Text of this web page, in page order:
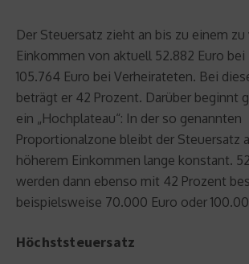
Der Steuersatz zieht an bis zu einem
Einkommen von aktuell 52.882 Euro bei
105.764 Euro bei Verheirateten. Bei
beträgt er 42 Prozent. Darüber beginnt
ein „Hochplateau“: In der so genannten
Proportionalzone bleibt der Steuersatz
höherem Einkommen lange konstant.
werden dann ebenso mit 42 Prozent
beispielsweise 70.000 Euro oder
Höchststeuersatz